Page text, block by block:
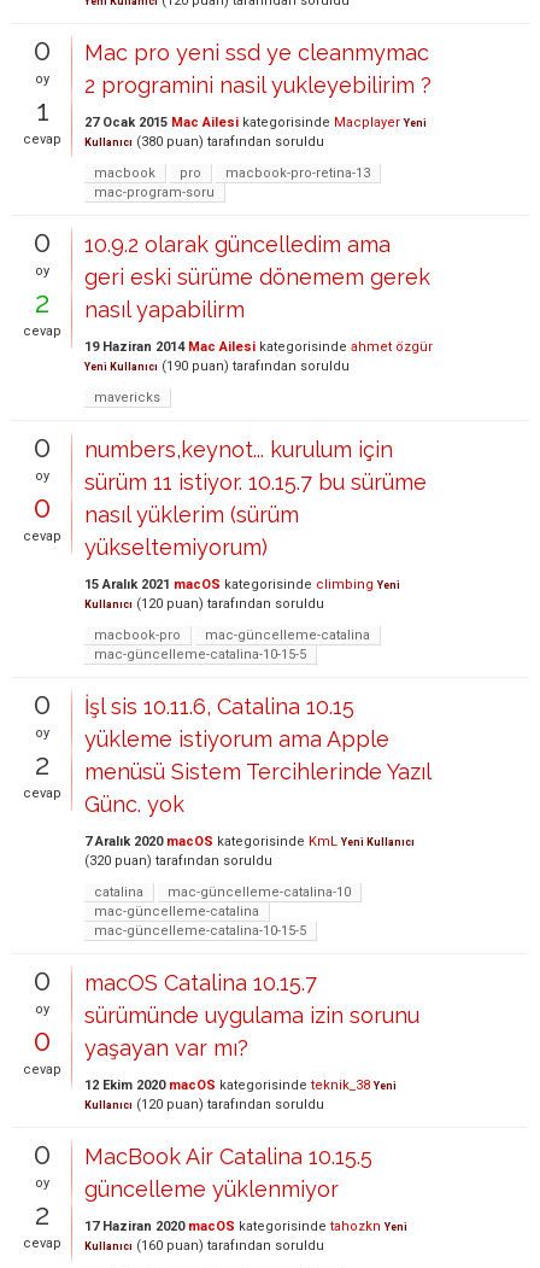
0
oy
1
cevap
Mac pro yeni ssd ye cleanmymac
2 programini nasil yukleyebilirim ?
27 Ocak 2015 Mac Ailesi kategorisinde Macplayer Yeni
Kullanıcı (380 puan) tarafından soruldu
macbook
pro
macbook-pro-retina-13
mac-program-soru
0
oy
2
cevap
10.9.2 olarak güncelledim ama
geri eski sürüme dönemem gerek
nasıl yapabilirm
19 Haziran 2014 Mac Ailesi kategorisinde ahmet özgür
Yeni Kullanıcı (190 puan) tarafından soruldu
mavericks
0
oy
0
cevap
numbers,keynot... kurulum için
sürüm 11 istiyor. 10.15.7 bu sürüme
nasıl yüklerim (sürüm
yükseltemiyorum)
15 Aralık 2021 macOS kategorisinde climbing Yeni
Kullanıcı (120 puan) tarafından soruldu
macbook-pro
mac-güncelleme-catalina
mac-güncelleme-catalina-10-15-5
0
oy
2
cevap
İşl sis 10.11.6, Catalina 10.15
yükleme istiyorum ama Apple
menüsü Sistem Tercihlerinde Yazıl
Günc. yok
7 Aralık 2020 macOS kategorisinde KmL Yeni Kullanıcı
(320 puan) tarafından soruldu
catalina
mac-güncelleme-catalina-10
mac-güncelleme-catalina
mac-güncelleme-catalina-10-15-5
0
oy
0
cevap
macOS Catalina 10.15.7
sürümünde uygulama izin sorunu
yaşayan var mı?
12 Ekim 2020 macOS kategorisinde teknik_38 Yeni
Kullanıcı (120 puan) tarafından soruldu
0
oy
2
cevap
MacBook Air Catalina 10.15.5
güncelleme yüklenmiyor
17 Haziran 2020 macOS kategorisinde tahozkn Yeni
Kullanıcı (160 puan) tarafından soruldu